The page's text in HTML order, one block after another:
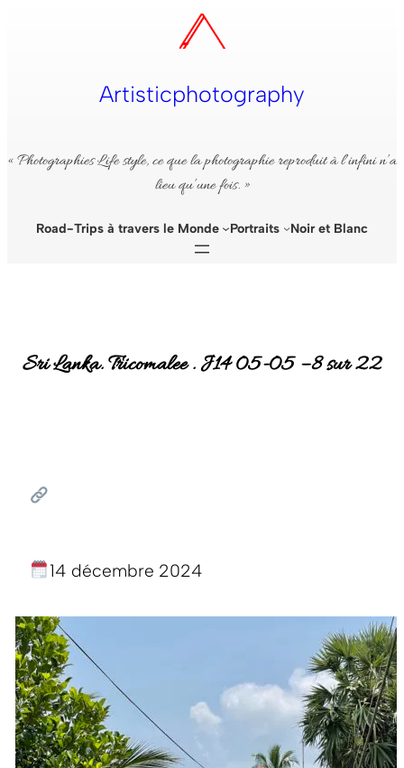
Artisticphotography
« Photographies Life style, ce que la photographie reproduit à l’infini n’a
lieu qu’une fois. »
Road-Trips à travers le Monde Portraits Noir et Blanc
Sri Lanka. Tricomalee . J14 05-05 – 8 sur 22
14 décembre 2024